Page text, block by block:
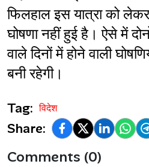
फिलहाल इस यात्रा को
घोषणा नहीं हुई है। ऐसे में
वाले दिनों में होने वाली
बनी रहेगी।
Tag: विदेश
Share:
Comments (0)